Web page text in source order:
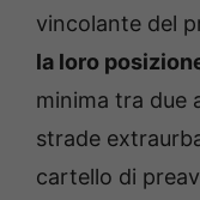
vincolante del
la loro
minima tra due
strade
cartello di